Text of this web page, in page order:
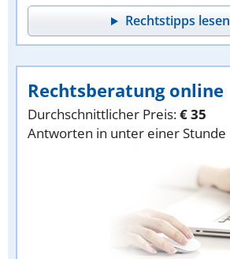
Rechtstipps lesen
Rechtsberatung online
Durchschnittlicher Preis:€ 35
Antworten in unter einer Stunde